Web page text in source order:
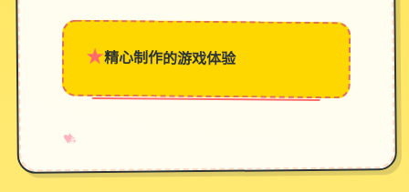
★精心制作的游戏体验
♥
✧
→